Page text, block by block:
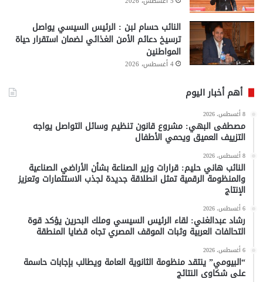
النائب حسام لبن : الرئيس السيسي يواصل
ترسيخ دعائم الأمن الغذائي لضمان استقرار حياة
المواطنين
4 أغسطس، 2026
أهم أخبار اليوم
8 أغسطس، 2026
مصطفى البهي: مشروع قانون تنظيم وسائل التواصل يواجه
التزييف العميق ويحمي الأطفال
8 أغسطس، 2026
النائب هاني حليم: قرارات وزير الصناعة بشأن الأراضي الصناعية
والمنظومة الرقمية تمثل انطلاقة جديدة لجذب الاستثمارات وتعزيز
الإنتاج
6 أغسطس، 2026
رشاد عبدالغني: لقاء الرئيس السيسي وملك البحرين يؤكد قوة
التحالفات العربية وثبات الموقف المصري تجاه قضايا المنطقة
6 أغسطس، 2026
“البيومي” ينتقد منظومة الثانوية العامة ويطالب بإجابات حاسمة
على شكاوى النتائج